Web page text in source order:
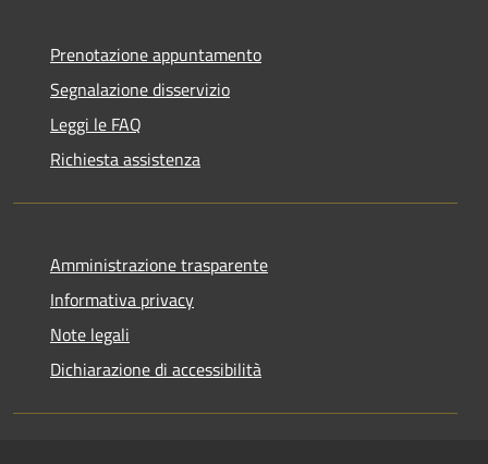
Prenotazione appuntamento
Segnalazione disservizio
Leggi le FAQ
Richiesta assistenza
Amministrazione trasparente
Informativa privacy
Note legali
Dichiarazione di accessibilità